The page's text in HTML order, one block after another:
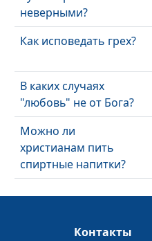
неверными?
Как исповедать грех?
В каких случаях
"любовь" не от Бога?
Можно ли
христианам пить
спиртные напитки?
В каких случаях
право на повторный
Контакты